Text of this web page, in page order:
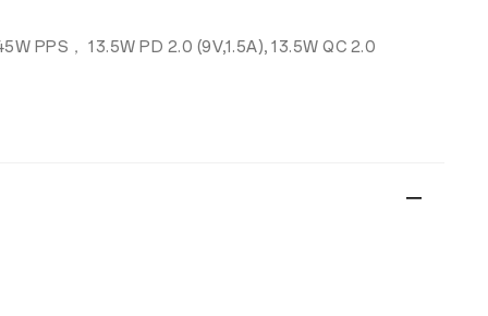
PPS， 13.5W PD 2.0 (9V,1.5A), 13.5W QC 2.0